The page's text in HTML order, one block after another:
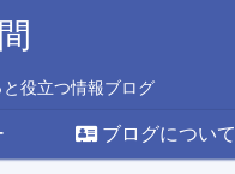
役立つ情報ブログ
ブログについて